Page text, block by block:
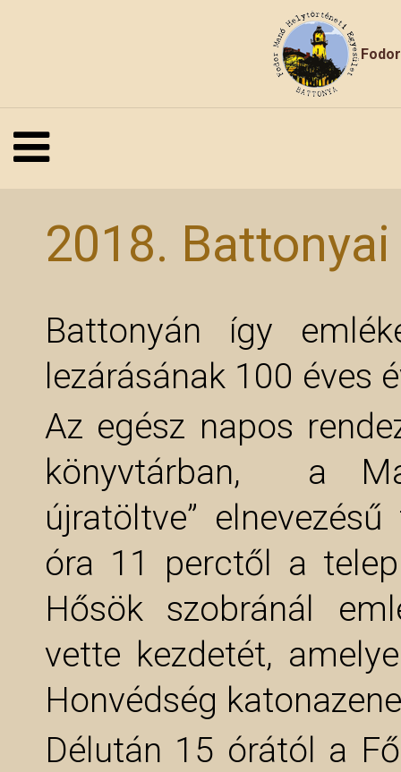
2018.
Battonyán így
lezárásának 100 éves
Az egész napos
könyvtárban, a
újratöltve”
óra 11 perctől a
Hősök szobránál
vette kezdetét,
Honvédség
Délután 15 órától a